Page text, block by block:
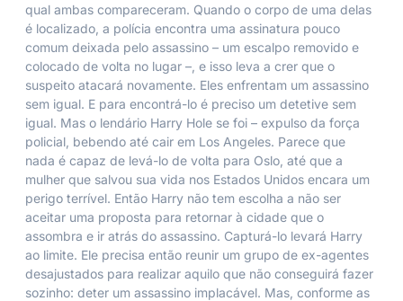
qual ambas compareceram. Quando o corpo de uma delas
é localizado, a polícia encontra uma assinatura pouco
comum deixada pelo assassino – um escalpo removido e
colocado de volta no lugar –, e isso leva a crer que o
suspeito atacará novamente. Eles enfrentam um assassino
sem igual. E para encontrá-lo é preciso um detetive sem
igual. Mas o lendário Harry Hole se foi – expulso da força
policial, bebendo até cair em Los Angeles. Parece que
nada é capaz de levá-lo de volta para Oslo, até que a
mulher que salvou sua vida nos Estados Unidos encara um
perigo terrível. Então Harry não tem escolha a não ser
aceitar uma proposta para retornar à cidade que o
assombra e ir atrás do assassino. Capturá-lo levará Harry
ao limite. Ele precisa então reunir um grupo de ex-agentes
desajustados para realizar aquilo que não conseguirá fazer
sozinho: deter um assassino implacável. Mas, conforme as